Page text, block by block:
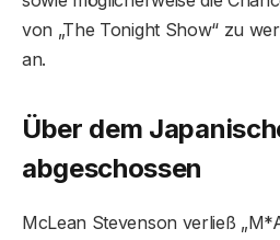
von „The Tonight Show“ zu
an.
Über dem
abgeschossen
McLean Stevenson verließ